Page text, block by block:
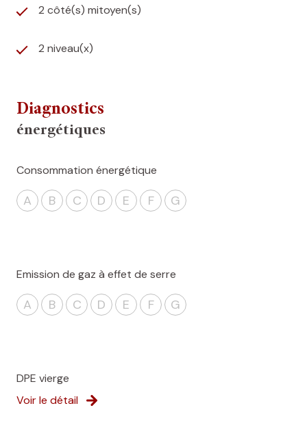
2 côté(s) mitoyen(s)
2 niveau(x)
Diagnostics
énergétiques
Consommation énergétique
A B C D E F G
Emission de gaz à effet de serre
A B C D E F G
DPE vierge
Voir le détail